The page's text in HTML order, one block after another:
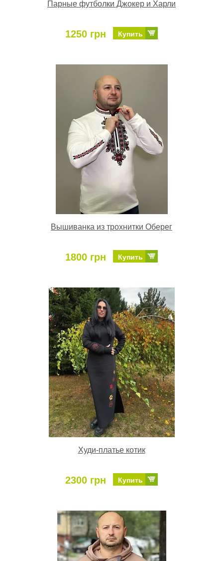
Парные футболки Джокер и Харли
1250 грн Купить
Вышиванка из трохнитки Оберег
1800 грн Купить
Худи-платье котик
2300 грн Купить